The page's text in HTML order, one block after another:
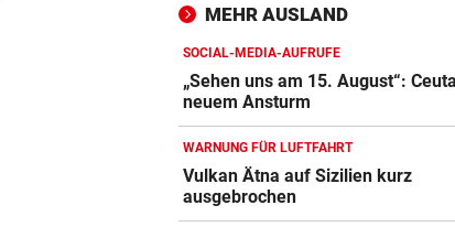
POKER SPITZT SICH ZU
Real erhöht Angebot, aber
Vinicius löscht alles
500 STELLEN BETROFFEN
Linzer Tech-Firma hat
fast abgeschlossen
MEHR AUSLAND
SOCIAL-MEDIA-AUFRUFE
„Sehen uns am 15. August“:
neuem Ansturm
WARNUNG FÜR LUFTFAHRT
Vulkan Ätna auf Sizilien kurz
ausgebrochen